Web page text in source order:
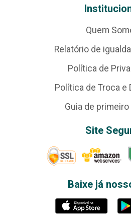
Quem
Relatório de
Política de
Política de Troca e
Guia de
Site
Baixe já